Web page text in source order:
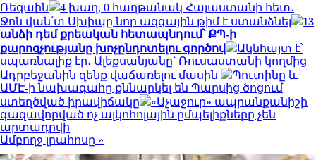
Ռեզաին
4 խաղ, 0 հաղթանակ Հայաստանի հետ․
Ջոն վան՛տ Սխիպը նոր ազգային թիմ է ստանձնել
13
անձի դեմ քրեական հետապնդում՝ ՔՊ-ի
քարոզչությանը խոչընդոտելու գործով
Ակնհայտ է՝
սպառնալիք էր․ Ալեքսանյանը՝ Ռուսաստանի կողմից
Ադրբեջանին զենք վաճառելու մասին
Պուտինը և
ԱՄԷ-ի նախագահը քննարկել են Պարսից ծոցում
ստեղծված իրավիճակը
«Աչաջուր» ապրանքանիշի
գազավորված ոչ ալկոհոլային ըմպելիքները չեն
արտադրվի
Ամբողջ լրահոսը »